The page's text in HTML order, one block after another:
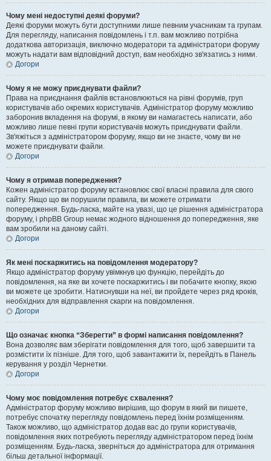
Чому мені недоступні деякі форуми?
Деякі форуми можуть бути доступними лише певним учасникам та групам.
Для перегляду, написання повідомлень і т.п. вам можливо потрібна
додаткова авторизація, виключно модератори та адміністратори форуму
можуть надати вам відповідний доступ, вам необхідно зв'язатись з ними.
Догори
Чому я не можу приєднувати файли?
Права на приєднання файлів встановлюються на рівні форумів, груп
користувачів або окремих користувачів. Адміністратор форуму можливо
заборонив вкладення на форумі, в якому ви намагаєтесь написати, або
можливо лише певні групи користувачів можуть приєднувати файли.
Зв'яжіться з адміністратором форуму, якщо ви не знаєте, чому ви не
можете приєднувати файли.
Догори
Чому я отримав попередження?
Кожен адміністратор форуму встановлює свої власні правила для свого
сайту. Якщо що ви порушили правила, ви можете отримати
попередження. Будь-ласка, майте на увазі, що це рішення адміністратора
форуму, і phpBB Group немає жодного відношення до попередження, яке
вам зробили на даному сайті.
Догори
Як мені поскаржитись на повідомлення модератору?
Якщо адміністратор форуму увімкнув цю функцію, перейдіть до
повідомлення, на яке ви хочете поскаржитись і ви побачите кнопку, якою
ви можете це зробити. Натиснувши на неї, ви пройдете через ряд кроків,
необхідних для відправлення скарги на повідомлення.
Догори
Що означає кнопка “Зберегти” в формі написання повідомлення?
Вона дозволяє вам зберігати повідомлення для того, щоб завершити та
розмістити їх пізніше. Для того, щоб завантажити їх, перейдіть в Панель
керування у розділ Чернетки.
Догори
Чому моє повідомлення потребує схвалення?
Адміністратор форуму можливо вирішив, що форум в який ви пишете,
потребує спочатку перегляду повідомлень перед їхнім розміщенням.
Також можливо, що адміністратор додав вас до групи користувачів,
повідомлення яких потребують перегляду адміністратором перед їхнім
розміщенням. Будь-ласка, зверніться до адміністратора для отримання
більш детальної інформації.